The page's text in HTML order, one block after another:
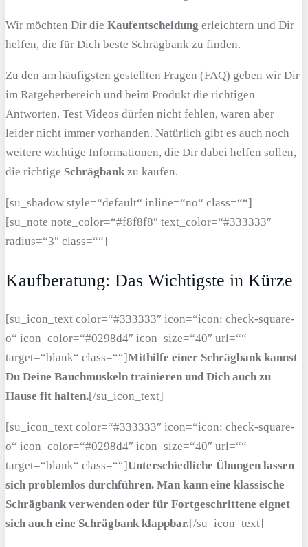
Wir möchten Dir die Kaufentscheidung erleichtern und Dir
helfen, die für Dich beste Schrägbank zu finden.
Zu den am häufigsten gestellten Fragen (FAQ) geben wir Dir
im Ratgeberbereich und beim Produkt die richtigen
Antworten. Test Videos dürfen nicht fehlen, waren aber
leider nicht immer vorhanden. Natürlich gibt es auch noch
weitere wichtige Informationen, die Dir dabei helfen sollen,
die richtige Schrägbank zu kaufen.
[su_shadow style=“default“ inline=“no“ class=““]
[su_note note_color=“#f8f8f8″ text_color=“#333333″
radius=“3″ class=““]
Kaufberatung: Das Wichtigste in Kürze
[su_icon_text color=“#333333″ icon=“icon: check-square-
o“ icon_color=“#0298d4″ icon_size=“40″ url=““
target=“blank“ class=““]Mithilfe einer Schrägbank kannst
Du Deine Bauchmuskeln trainieren und Dich auch zu
Hause fit halten.[/su_icon_text]
[su_icon_text color=“#333333″ icon=“icon: check-square-
o“ icon_color=“#0298d4″ icon_size=“40″ url=““
target=“blank“ class=““]Unterschiedliche Übungen lassen
sich problemlos durchführen. Man kann eine klassische
Schrägbank verwenden oder für Fortgeschrittene eignet
sich auch eine Schrägbank klappbar.[/su_icon_text]